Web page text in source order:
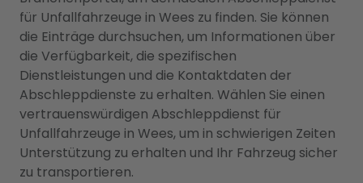
für Unfallfahrzeuge in Wees zu finden. Sie können
die Einträge durchsuchen, um Informationen über
die Verfügbarkeit, die spezifischen
Dienstleistungen und die Kontaktdaten der
Abschleppdienste zu erhalten. Wählen Sie einen
vertrauenswürdigen Abschleppdienst für
Unfallfahrzeuge in Wees, um in schwierigen Zeiten
Unterstützung zu erhalten und Ihr Fahrzeug sicher
zu transportieren.